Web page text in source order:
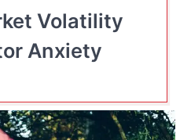
Volatility
Anxiety